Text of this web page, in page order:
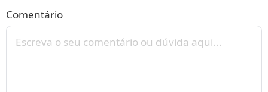
Comentário